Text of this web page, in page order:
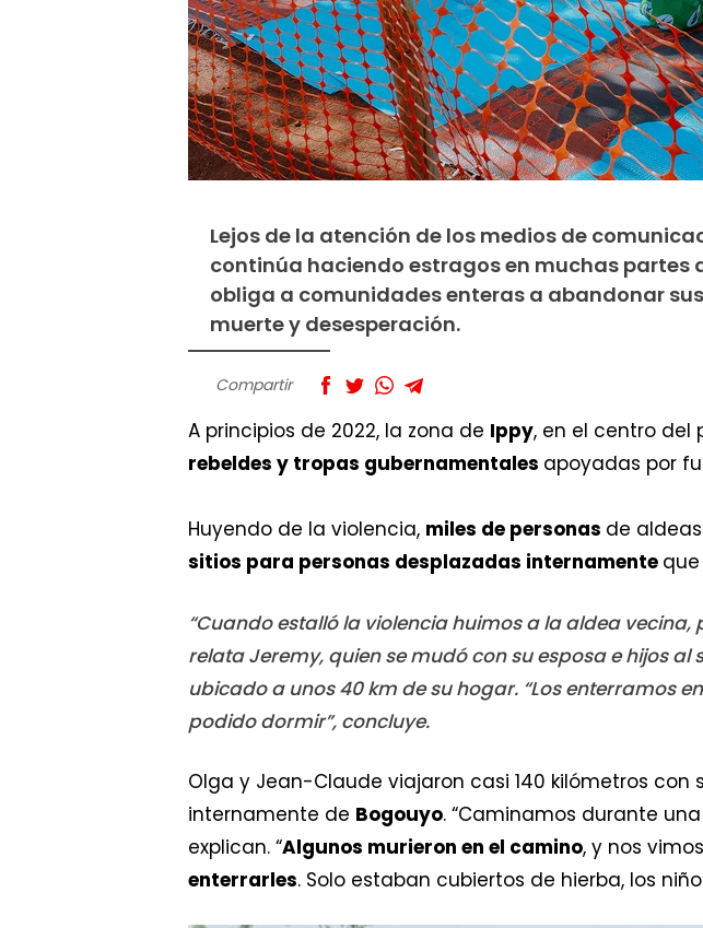
Lejos de la atención de los medios de
continúa haciendo estragos en muchas partes
obliga a comunidades enteras a abandonar
muerte y desesperación.
Compartir
A principios de 2022, la zona de Ippy, en el centro del
rebeldes y tropas gubernamentales apoyadas por
Huyendo de la violencia, miles de personas de
sitios para personas desplazadas internamente
“Cuando estalló la violencia huimos a la aldea
relata Jeremy, quien se mudó con su esposa e hijos
ubicado a unos 40 km de su hogar. “Los enterramos
podido dormir”, concluye.
Olga y Jean-Claude viajaron casi 140 kilómetros
internamente de Bogouyo. “Caminamos durante
explican. “Algunos murieron en el camino, y nos
enterrarles. Solo estaban cubiertos de hierba, los